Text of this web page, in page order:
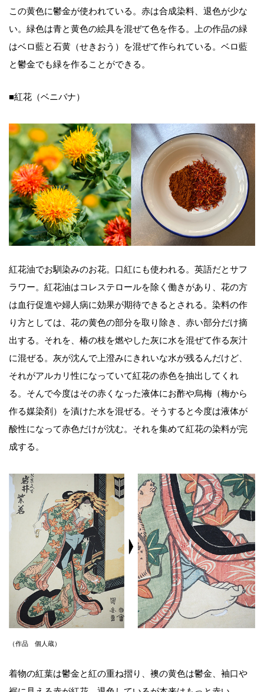
この黄色に鬱金が使われている。赤は合成染料、退色が少な
い。緑色は青と黄色の絵具を混ぜて色を作る。上の作品の緑
はベロ藍と石黄（せきおう）を混ぜて作られている。ベロ藍
と鬱金でも緑を作ることができる。
■紅花（ベニバナ）
紅花油でお馴染みのお花。口紅にも使われる。英語だとサフ
ラワー。紅花油はコレステロールを除く働きがあり、花の方
は血行促進や婦人病に効果が期待できるとされる。染料の作
り方としては、花の黄色の部分を取り除き、赤い部分だけ摘
出する。それを、椿の枝を燃やした灰に水を混ぜて作る灰汁
に混ぜる。灰が沈んで上澄みにきれいな水が残るんだけど、
それがアルカリ性になっていて紅花の赤色を抽出してくれ
る。そんで今度はその赤くなった液体にお酢や烏梅（梅から
作る媒染剤）を漬けた水を混ぜる。そうすると今度は液体が
酸性になって赤色だけが沈む。それを集めて紅花の染料が完
成する。
（作品 個人蔵）
着物の紅葉は鬱金と紅の重ね摺り、襖の黄色は鬱金、袖口や